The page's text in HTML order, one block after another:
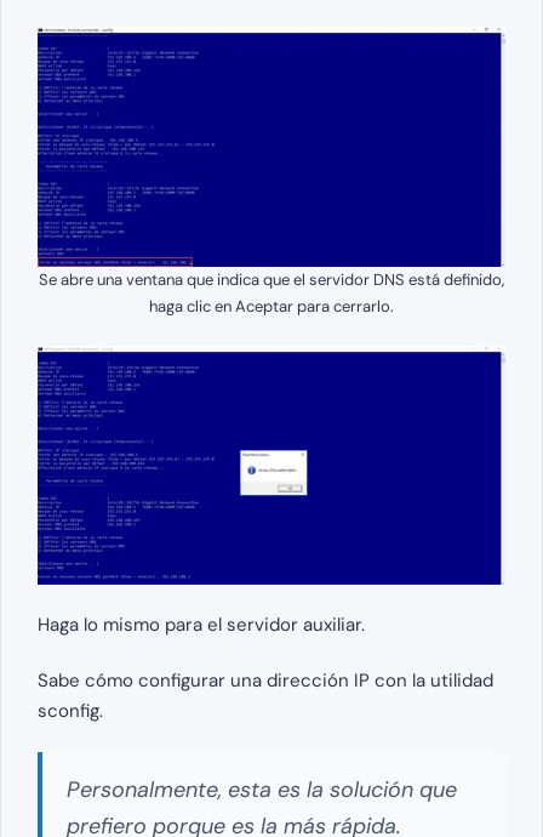
Se abre una ventana que indica que el servidor DNS está definido,
haga clic en Aceptar para cerrarlo.
Haga lo mismo para el servidor auxiliar.
Sabe cómo configurar una dirección IP con la utilidad
sconfig.
Personalmente, esta es la solución que
prefiero porque es la más rápida.